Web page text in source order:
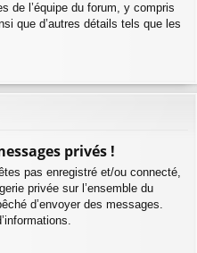
de l’équipe du forum, y compris
que d’autres détails tels que les
privés !
pas enregistré et/ou connecté,
privée sur l’ensemble du
d’envoyer des messages.